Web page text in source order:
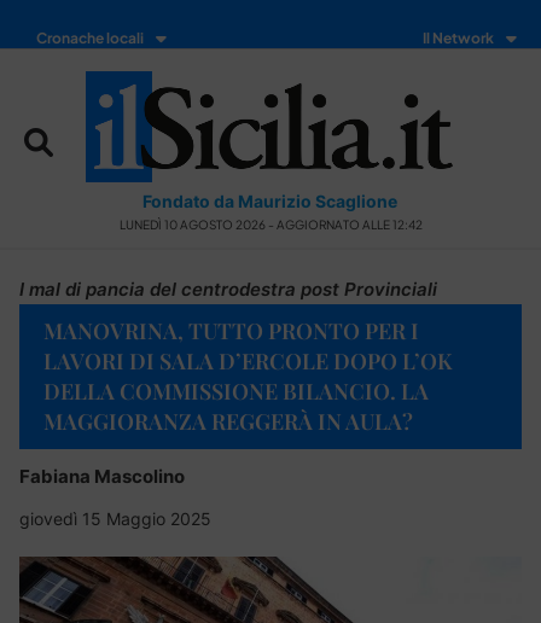
Cronache locali Il Network
Fondato da Maurizio Scaglione
LUNEDÌ 10 AGOSTO 2026 - AGGIORNATO ALLE 12:42
I mal di pancia del centrodestra post Provinciali
MANOVRINA, TUTTO PRONTO PER I
LAVORI DI SALA D’ERCOLE DOPO L’OK
DELLA COMMISSIONE BILANCIO. LA
MAGGIORANZA REGGERÀ IN AULA?
Fabiana Mascolino
giovedì 15 Maggio 2025